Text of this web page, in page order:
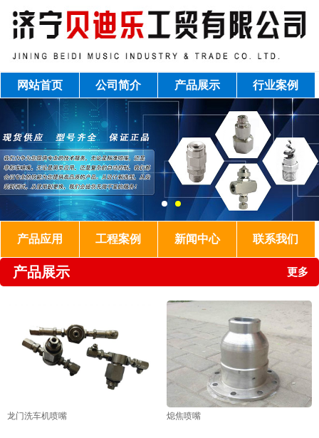
网站首页 公司简介 产品展示 行业案例
产品应用 工程案例 新闻中心 联系我们
产品展示 更多
龙门洗车机喷嘴 熄焦喷嘴